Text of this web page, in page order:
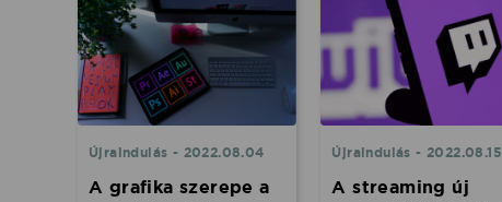
Újraindulás - 2022.08.04
A grafika szerepe a
Újraindulás - 2022.08.15
A streaming új